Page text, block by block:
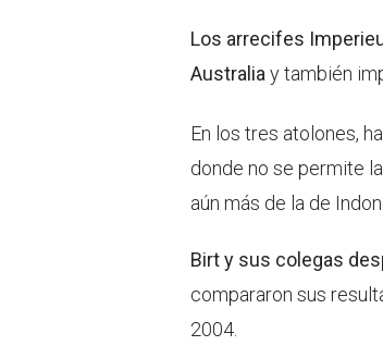
Los arrecifes
Australiay también
En los tres atolones,
donde no se permite
aún más de la de
Birt y sus colegas
compararon sus
2004.